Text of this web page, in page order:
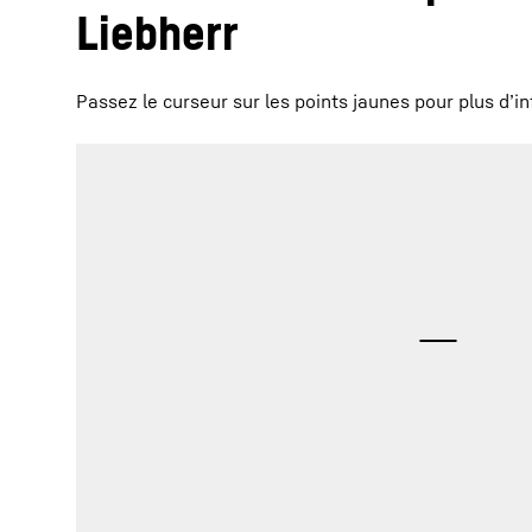
Liebherr
Passez le curseur sur les points jaunes pour plus